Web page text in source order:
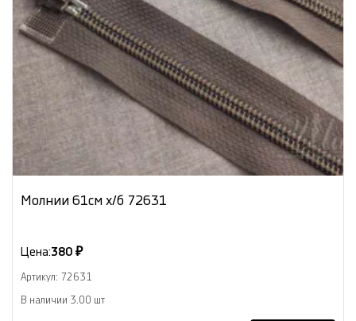
Молнии 61см х/б 72631
Цена:380 ₽
Артикул: 72631
В наличии 3.00 шт